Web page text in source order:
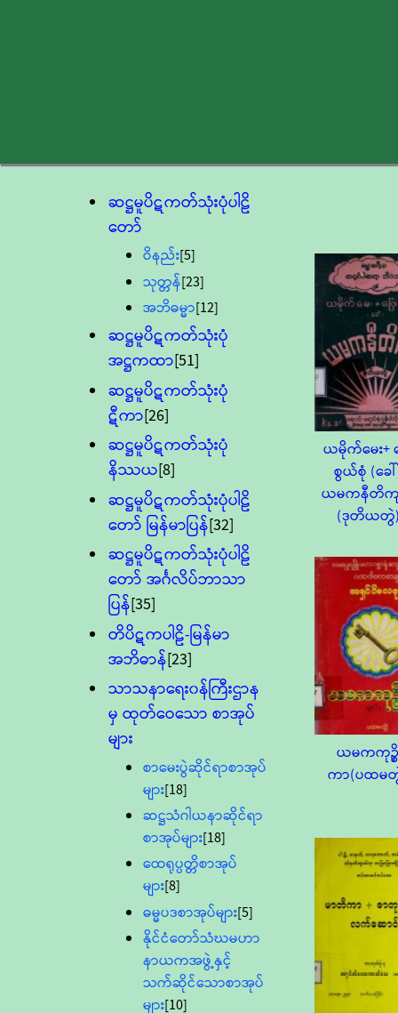
ဆဋ္ဌမူပိဋကတ်သုံးပုံပါဠိ
တော်
ဝိနည်း[5]
သုတ္တန်[23]
အဘိဓမ္မာ[12]
ဆဋ္ဌမူပိဋကတ်သုံးပုံ
အဋ္ဌကထာ[51]
ဆဋ္ဌမူပိဋကတ်သုံးပုံ
ဋီကာ[26]
ဆဋ္ဌမူပိဋကတ်သုံးပုံ
နိဿယ[8]
ဆဋ္ဌမူပိဋကတ်သုံးပုံပါဠိ
တော် မြန်မာပြန်[32]
ဆဋ္ဌမူပိဋကတ်သုံးပုံပါဠိ
တော် အင်္ဂလိပ်ဘာသာ
ပြန်[35]
တိပိဋကပါဠိ-မြန်မာ
အဘိဓာန်[23]
သာသနာရေး၀န်ကြီးဌာန
မှ ထုတ်ဝေသော စာအုပ်
များ
စာမေးပွဲဆိုင်ရာစာအုပ်
များ[18]
ဆဋ္ဌသံဂါယနာဆိုင်ရာ
စာအုပ်များ[18]
ထေရုပ္ပတ္တိစာအုပ်
များ[8]
ဓမ္မပဒစာအုပ်များ[5]
နိုင်ငံတော်သံဃမဟာ
နာယကအဖွဲ့နှင့်
သက်ဆိုင်သောစာအုပ်
များ[10]
ယမိုက်မေး+
စွယ်စုံ (ခေ
ယမကနီတိကျ
(ဒုတိယတွဲ
ယမကကုဉ္
ကာ(ပထမ